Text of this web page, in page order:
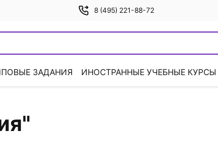
8 (495) 221-88-72
ЗАДАНИЯ ИНОСТРАННЫЕ УЧЕБНЫЕ КУРСЫ